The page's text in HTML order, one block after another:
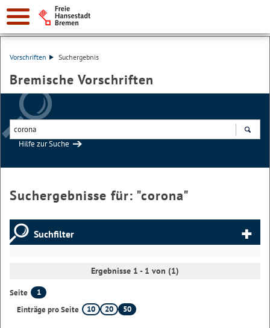
Vorschriften Suchergebnis
Bremische Vorschriften
Hilfe zur Suche
Suchergebnisse für: "corona"
Suchfilter
Ergebnisse 1 - 1 von (1)
Seite
1
Einträge pro Seite
10 20 50